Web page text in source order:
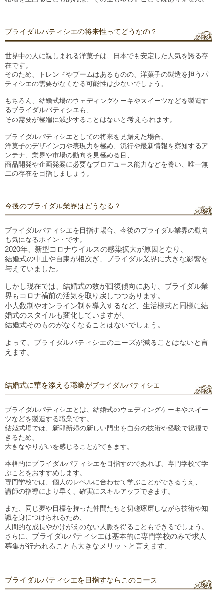
ブライダルパティシエの将来性ってどうなの？
世界中の人に親しまれる洋菓子は、日本でも安定した人気を誇る存
在です。
そのため、トレンドやブームはあるものの、洋菓子の製造を担うパ
ティシエの需要がなくなる可能性は少ないでしょう。
もちろん、結婚式場のウェディングケーキやスイーツなどを製造す
るブライダルパティシエも、
その需要が極端に減少することはないと考えられます。
ブライダルパティシエとしての将来を見据えた場合、
洋菓子のデザイン力や表現力を極め、流行や最新情報を察知するア
ンテナ、業界や市場の動向を見極める目、
商品開発や企画発案に必要なプロデュース能力などを養い、唯一無
二の存在を目指しましょう 。
今後のブライダル業界はどうなる？
ブライダルパティシエを目指す場合、今後のブライダル業界の動向
も気になるポイントです。
2020年、新型コロナウイルスの感染拡大が原因となり、
結婚式の中止や自粛が相次ぎ、ブライダル業界に大きな影響を
与えていました。
しかし現在では、結婚式の数が回復傾向にあり、ブライダル業
界もコロナ禍前の活気を取り戻しつつあります。
小人数制やオンライン制を導入するなど、生活様式と同様に結
婚式のスタイルも変化していますが、
結婚式そのものがなくなることはないでしょう 。
よって、 ブライダルパティシエのニーズが減ることはないと言
えます。
結婚式に華を添える職業がブライダルパティシエ
ブライダルパティシエとは、結婚式のウェディングケーキやスイー
ツなどを製造する職業です。
結婚式場では、新郎新婦の新しい門出を自分の技術や経験で祝福で
きるため、
大きなやりがいを感じることができます。
本格的にブライダルパティシエを目指すのであれば、専門学校で学
ぶことをおすすめします。
専門学校では、個人のレベルに合わせて学ぶことができるうえ、
講師の指導により早く、確実にスキルアップできます。
また、同じ夢や目標を持った仲間たちと切磋琢磨しながら技術や知
識を身につけられるため、
人間的な成長やかけがえのない人脈を得ることもできるでしょう。
さらに、 ブライダルパティシエは基本的に専門学校のみで求人
募集が行われること も大きなメリットと言えます。
ブライダルパティシエを目指すならこのコース